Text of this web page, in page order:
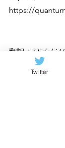
https://
翻訳： Hideki
Twitter